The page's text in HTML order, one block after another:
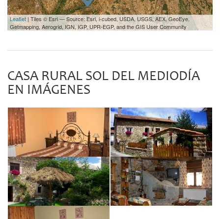
Leaflet | Tiles © Esri — Source: Esri, i-cubed, USDA, USGS, AEX, GeoEye,
Getmapping, Aerogrid, IGN, IGP, UPR-EGP, and the GIS User Community
CASA RURAL SOL DEL MEDIODÍA
EN IMÁGENES